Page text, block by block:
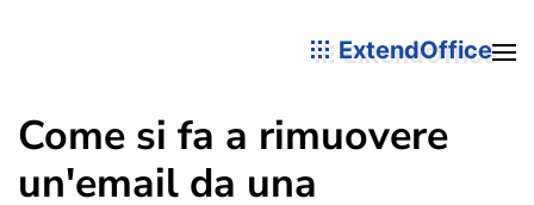
ExtendOffice
Come si fa a rimuovere
un'email da una